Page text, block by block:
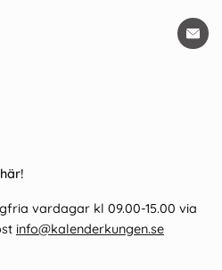
vardagar kl 09.00-15.00 via
info@kalenderkungen.se